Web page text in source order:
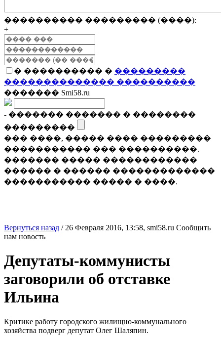
���������� ��������� (����):
+
� ���������� � ���������
�������������� ����������
������� Smi58.ru
- ������� ������� � ��������
���������
��� ����, ����� ���� ���������
����������� ��� ����������.
������� ����� ������������
������ � ������ �������������
����������� ����� � ����.
Вернуться назад / 26 Февраля 2016, 13:58, smi58.ru Сообщить
нам новость
Депутаты-коммунисты
заговорили об отставке
Ильина
Критике работу городского жилищно-коммунального
хозяйства подверг депутат Олег Шаляпин.